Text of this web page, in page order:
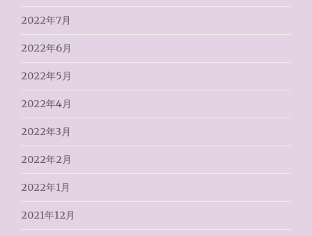
2022年7月
2022年6月
2022年5月
2022年4月
2022年3月
2022年2月
2022年1月
2021年12月